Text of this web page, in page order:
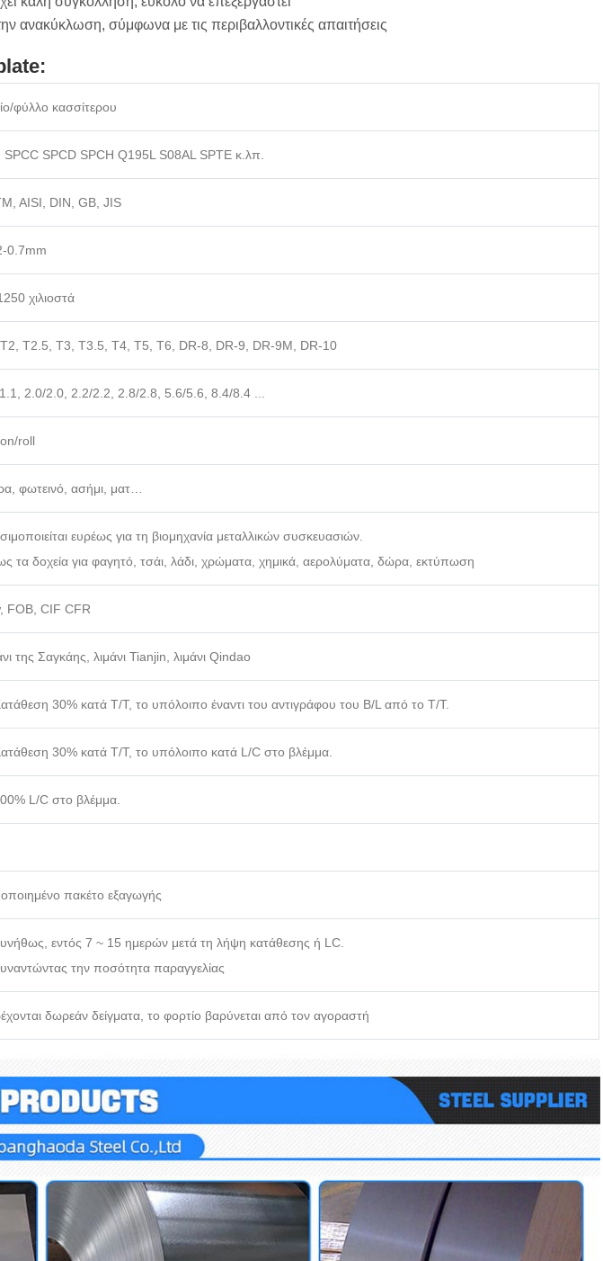
ανακύκλωση, σύμφωνα με τις περιβαλλοντικές απαιτήσεις
φύλλο κασσίτερου
SPCD SPCH Q195L S08AL SPTE κ.λπ.
AISI, DIN, GB, JIS
0.7mm
χιλιοστά
T2.5, T3, T3.5, T4, T5, T6, DR-8, DR-9, DR-9M, DR-10
2.0/2.0, 2.2/2.2, 2.8/2.8, 5.6/5.6, 8.4/8.4 ...
roll
φωτεινό, ασήμι, ματ…
ευρέως για τη βιομηχανία μεταλλικών συσκευασιών.
τα δοχεία για φαγητό, τσάι, λάδι, χρώματα, χημικά, αερολύματα, δώρα, εκτύπωση
FOB, CIF CFR
της Σαγκάης, λιμάνι Tianjin, λιμάνι Qindao
30% κατά T/T, το υπόλοιπο έναντι του αντιγράφου του B/L από το T/T.
30% κατά T/T, το υπόλοιπο κατά L/C στο βλέμμα.
L/C στο βλέμμα.
πακέτο εξαγωγής
εντός 7 ~ 15 ημερών μετά τη λήψη κατάθεσης ή LC.
την ποσότητα παραγγελίας
δωρεάν δείγματα, το φορτίο βαρύνεται από τον αγοραστή